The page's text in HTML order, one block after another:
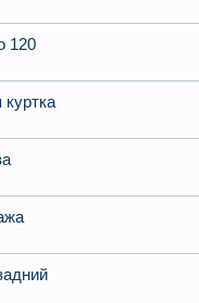
120